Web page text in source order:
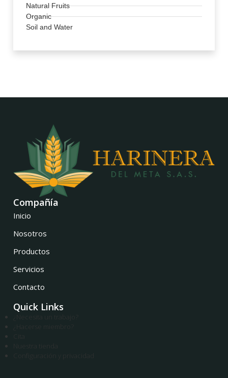
Natural Fruits
Organic
Soil and Water
Compañía
Inicio
Nosotros
Productos
Servicios
Contacto
Quick Links
¿Hacerse miembro?